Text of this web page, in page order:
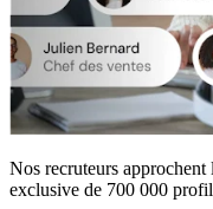
Nos recruteurs
exclusive de 700 000